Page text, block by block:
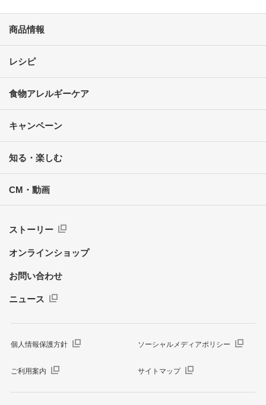
商品情報
レシピ
食物アレルギーケア
キャンペーン
知る・楽しむ
CM・動画
ストーリー
オンラインショップ
お問い合わせ
ニュース
個人情報保護方針 ソーシャルメディアポリシー
ご利用案内 サイトマップ